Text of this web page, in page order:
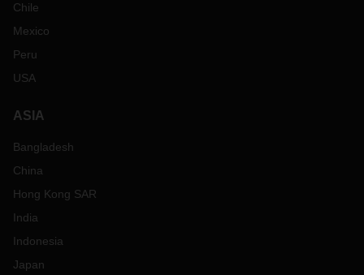
Chile
Mexico
Peru
USA
ASIA
Bangladesh
China
Hong Kong SAR
India
Indonesia
Japan